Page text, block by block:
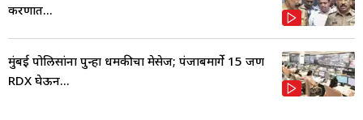
प्रकरणात...
मुंबई पोलिसांना पुन्हा धमकीचा मेसेज; पंजाबमार्गे 15 जण
RDX घेऊन...